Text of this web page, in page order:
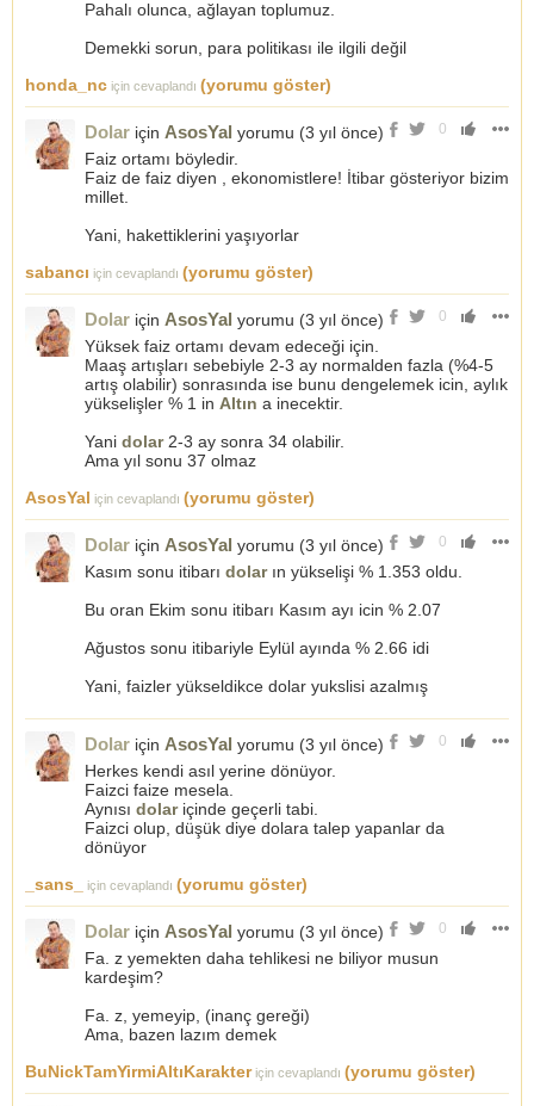
Pahalı olunca, ağlayan toplumuz.
Demekki sorun, para politikası ile ilgili değil
honda_nc için cevaplandı (yorumu göster)
0
Dolar için AsosYal yorumu (3 yıl önce)
Faiz ortamı böyledir.
Faiz de faiz diyen , ekonomistlere! İtibar gösteriyor bizim
millet.
Yani, hakettiklerini yaşıyorlar
sabancı için cevaplandı (yorumu göster)
0
Dolar için AsosYal yorumu (3 yıl önce)
Yüksek faiz ortamı devam edeceği için.
Maaş artışları sebebiyle 2-3 ay normalden fazla (%4-5
artış olabilir) sonrasında ise bunu dengelemek icin, aylık
yükselişler % 1 in Altın a inecektir.
Yani dolar2-3 ay sonra 34 olabilir.
Ama yıl sonu 37 olmaz
AsosYal için cevaplandı (yorumu göster)
0
Dolar için AsosYal yorumu (3 yıl önce)
Kasım sonu itibarı doların yükselişi % 1.353 oldu.
Bu oran Ekim sonu itibarı Kasım ayı icin % 2.07
Ağustos sonu itibariyle Eylül ayında % 2.66 idi
Yani, faizler yükseldikce dolar yukslisi azalmış
0
Dolar için AsosYal yorumu (3 yıl önce)
Herkes kendi asıl yerine dönüyor.
Faizci faize mesela.
Aynısı dolariçinde geçerli tabi.
Faizci olup, düşük diye dolara talep yapanlar da
dönüyor
_sans_
için cevaplandı (yorumu göster)
0
Dolar için AsosYal yorumu (3 yıl önce)
Fa. z yemekten daha tehlikesi ne biliyor musun
kardeşim?
Fa. z, yemeyip, (inanç gereği)
Ama, bazen lazım demek
BuNickTamYirmiAltıKarakteriçin cevaplandı (yorumu göster)